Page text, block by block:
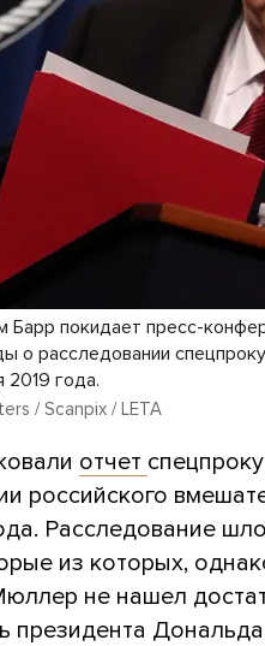
Барр покидает пресс-
о расследовании
2019 года.
/ Scanpix / LETA
отчет
российского
Расследование
из которых,
не нашел
президента